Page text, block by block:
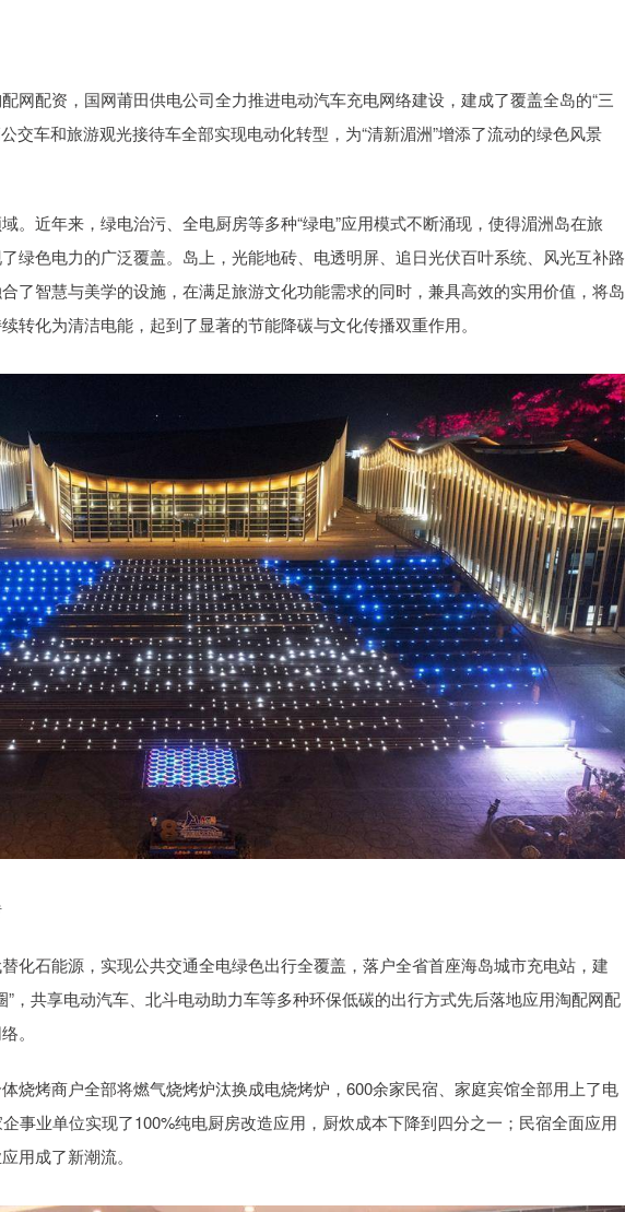
网配资，国网莆田供电公司全力推进电动汽车充电网络建设，建成了覆盖全岛的“三
交车和旅游观光接待车全部实现电动化转型，为“清新湄洲”增添了流动的绿色风景
。近年来，绿电治污、全电厨房等多种“绿电”应用模式不断涌现，使得湄洲岛在旅
绿色电力的广泛覆盖。岛上，光能地砖、电透明屏、追日光伏百叶系统、风光互补路
了智慧与美学的设施，在满足旅游文化功能需求的同时，兼具高效的实用价值，将岛
转化为清洁电能，起到了显著的节能降碳与文化传播双重作用。
化石能源，实现公共交通全电绿色出行全覆盖，落户全省首座海岛城市充电站，建
”，共享电动汽车、北斗电动助力车等多种环保低碳的出行方式先后落地应用淘配网配
。
烧烤商户全部将燃气烧烤炉汰换成电烧烤炉，600余家民宿、家庭宾馆全部用上了电
事业单位实现了100%纯电厨房改造应用，厨炊成本下降到四分之一；民宿全面应用
用成了新潮流。